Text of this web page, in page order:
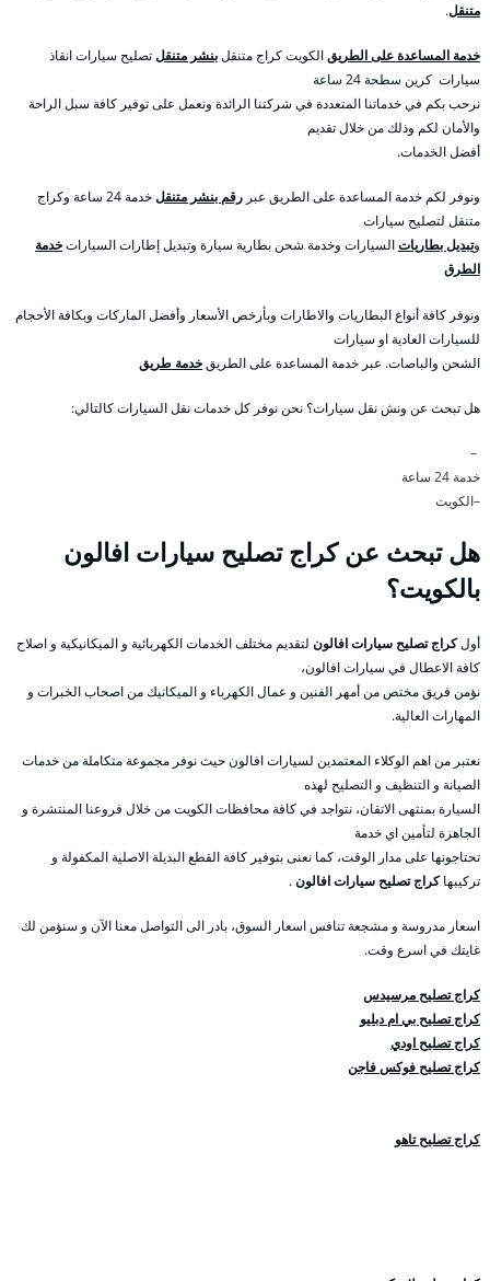
متنقل.
خدمة المساعدة على الطريقالكويت كراج متنقلبنشر متنقلتصليح سيارات انقاذ
سيارات كرين سطحة 24 ساعة
نرحب بكم في خدماتنا المتعددة في شركتنا الرائدة ونعمل على توفير كافة سبل الراحة
والأمان لكم وذلك من خلال تقديم
أفضل الخدمات.
ونوفر لكم خدمة المساعدة على الطريق عبر رقم بنشر متنقل
خدمة 24 ساعة وكراج
متنقل لتصليح سيارات
وتبديل بطارياتالسيارات وخدمة شحن بطارية سيارة وتبديل إطارات السياراتخدمة
الطرق
ونوفر كافة أنواع البطاريات والاطارات وبأرخص الأسعار وأفضل الماركات وبكافة الأحجام
للسيارات العادية او سيارات
الشحن والباصات. عبر خدمة المساعدة على الطريقخدمة طريق
هل تبحث عن ونش نقل سيارات؟ نحن نوفر كل خدمات نقل السيارات كالتالي:
–
خدمة 24 ساعة
–الكويت
هل تبحث عن كراج تصليح سيارات افالون
بالكويت؟
أولكراج تصليح سيارات افالون لتقديم مختلف الخدمات الكهربائية و الميكانيكية و اصلاح
كافة الاعطال في سيارات افالون،
نؤمن فريق مختص من أمهر الفنين و عمال الكهرباء و الميكانيك من اصحاب الخبرات و
المهارات العالية.
نعتبر من اهم الوكلاء المعتمدين لسيارات افالون حيث نوفر مجموعة متكاملة من خدمات
الصيانة و التنظيف و التصليح لهذه
السيارة بمنتهى الاتقان، نتواجد في كافة محافظات الكويت من خلال فروعنا المنتشرة و
الجاهزة لتأمين اي خدمة
تحتاجونها على مدار الوقت، كما نعنى بتوفير كافة القطع البديلة الاصلية المكفولة و
تركيبهاكراج تصليح سيارات افالون.
اسعار مدروسة و مشجعة تنافس اسعار السوق، بادر الى التواصل معنا الآن و سنؤمن لك
غايتك في اسرع وقت.
كراج تصليح مرسيدس
كراج تصليح بي ام دبليو
كراج تصليح اودي
كراج تصليح فوكس فاجن
كراج تصليح تاهو